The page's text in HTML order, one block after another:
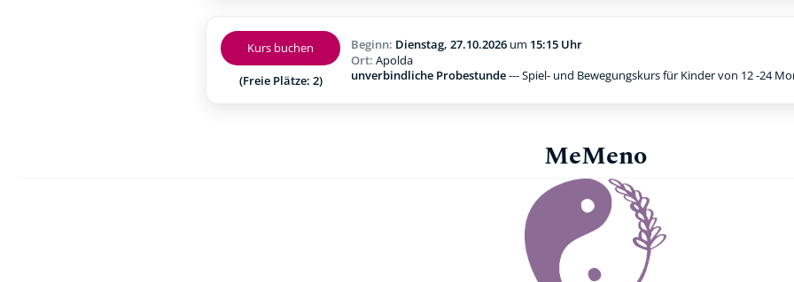
Kurs buchen
(Freie Plätze: 2)
Beginn: Dienstag, 27.10.2026 um 15:15 Uhr
Ort: Apolda
unverbindliche Probestunde--- Spiel- und Bewegungskurs für Kinder von 12 -24
MeMeno